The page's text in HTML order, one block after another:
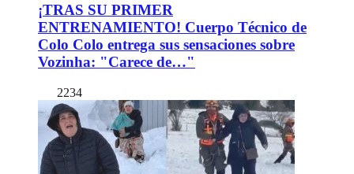
¡TRAS SU PRIMER
ENTRENAMIENTO! Cuerpo Técnico de
Colo Colo entrega sus sensaciones sobre
Vozinha: "Carece de…"
2234